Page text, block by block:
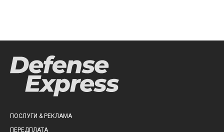
ПОСЛУГИ & РЕКЛАМА
ПЕРЕДПЛАТА